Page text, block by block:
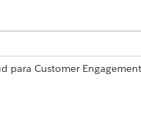
para Customer